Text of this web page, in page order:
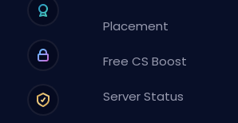
Placement
Free CS Boost
Server Status